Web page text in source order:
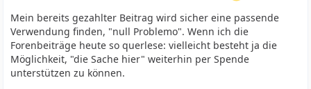
Mein bereits gezahlter Beitrag wird sicher eine passende
Verwendung finden, "null Problemo". Wenn ich die
Forenbeiträge heute so querlese: vielleicht besteht ja die
Möglichkeit, "die Sache hier" weiterhin per Spende
unterstützen zu können.